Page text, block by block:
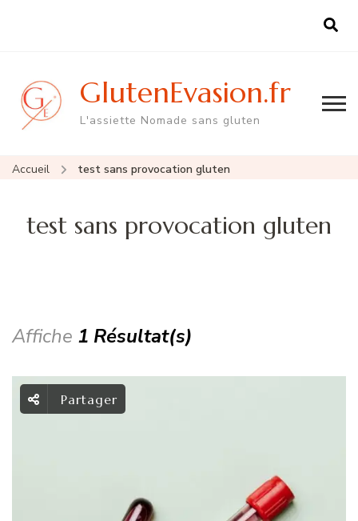
GlutenEvasion.fr
L'assiette Nomade sans gluten
Accueil test sans provocation gluten
test sans provocation gluten
Affiche 1 Résultat(s)
Partager